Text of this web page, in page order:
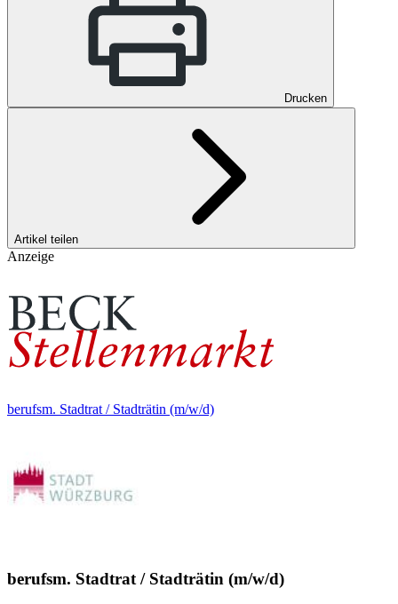
Drucken
Artikel teilen
Anzeige
berufsm. Stadtrat / Stadträtin (m/w/d)
berufsm. Stadtrat / Stadträtin (m/w/d)